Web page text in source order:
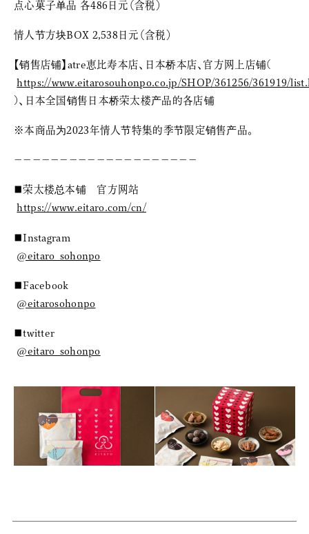
点心菓子单品 各486日元（含税）
情人节方块BOX 2,538日元（含税）
【销售店铺】atre恵比寿本店、日本桥本店、官方网上店铺(
https://www.eitarosouhonpo.co.jp/SHOP/361256/361919/
)、日本全国销售日本桥荣太楼产品的各店铺
※本商品为2023年情人节特集的季节限定销售产品。
－－－－－－－－－－－－－－－－－－－－
■荣太楼总本铺 官方网站
https://www.eitaro.com/cn/
■Instagram
@eitaro_sohonpo
■Facebook
@eitarosohonpo
■twitter
@eitaro_sohonpo